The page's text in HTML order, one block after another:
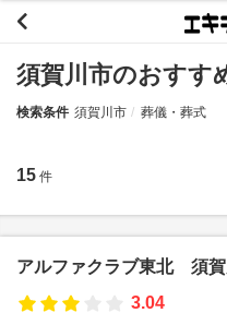
須賀川市のおすす
検索条件 須賀川市 葬儀・葬式
15 件
アルファクラブ東北 須
3.04